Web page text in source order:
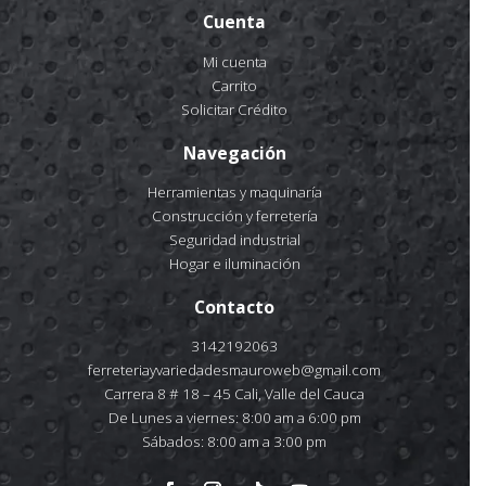
Cuenta
Mi cuenta
Carrito
Solicitar Crédito
Navegación
Herramientas y maquinaría
Construcción y ferretería
Seguridad industrial
Hogar e iluminación
Contacto
3142192063
ferreteriayvariedadesmauroweb@gmail.com
Carrera 8 # 18 – 45 Cali, Valle del Cauca
De Lunes a viernes: 8:00 am a 6:00 pm
Sábados: 8:00 am a 3:00 pm